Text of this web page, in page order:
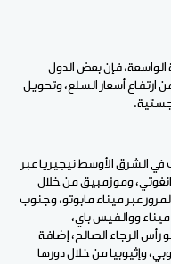
الواسعة، فإن بعض الدول
ارتفاع أسعار السلع، وتحويل
الشرق الأوسط نيجيريا عبر
وموزمبيق من خلال
عبر ميناء مابوتو، وجنوب
ميناء ووالفيس باي،
الرجاء الصالح، إضافة
وإثيوبيا من خلال دورها